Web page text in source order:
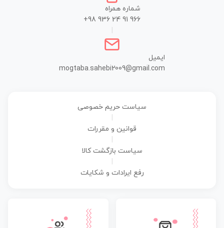
شماره همراه
+98 936 24 91 966
ایمیل
mogtaba.sahebi2009@gmail.com
سیاست حریم خصوصی
قوانین و مقررات
سیاست بازگشت کالا
رفع ایرادات و شکایات